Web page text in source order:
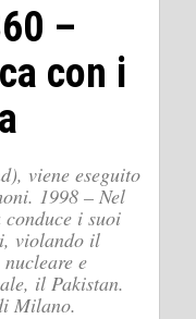
–
con i
viene eseguito
1998 – Nel
i suoi
violando il
e
il Pakistan.
Milano.